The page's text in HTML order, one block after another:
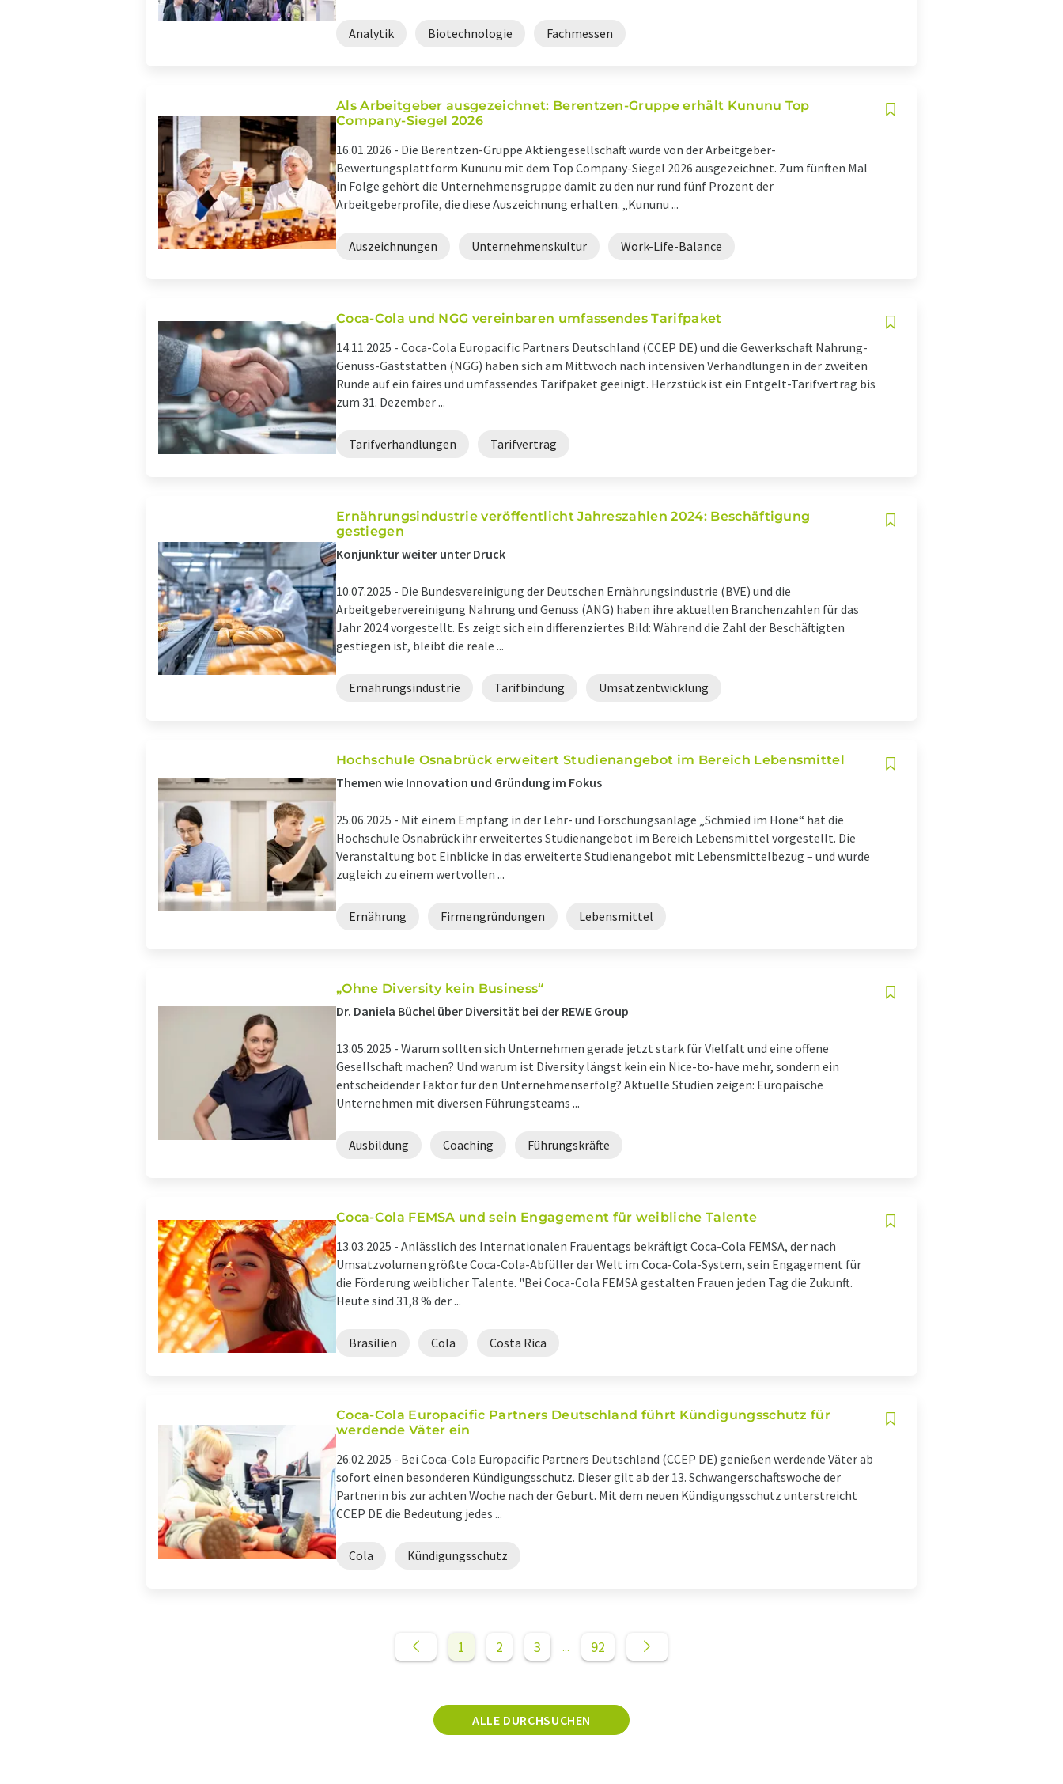
Analytik Biotechnologie Fachmessen
Als Arbeitgeber ausgezeichnet: Berentzen-Gruppe erhält Kununu Top
Company-Siegel 2026
16.01.2026 - Die Berentzen-Gruppe Aktiengesellschaft wurde von der Arbeitgeber-
Bewertungsplattform Kununu mit dem Top Company-Siegel 2026 ausgezeichnet. Zum fünften Mal
in Folge gehört die Unternehmensgruppe damit zu den nur rund fünf Prozent der
Arbeitgeberprofile, die diese Auszeichnung erhalten. „Kununu ...
Auszeichnungen Unternehmenskultur Work-Life-Balance
Coca-Cola und NGG vereinbaren umfassendes Tarifpaket
14.11.2025 - Coca-Cola Europacific Partners Deutschland (CCEP DE) und die Gewerkschaft Nahrung-
Genuss-Gaststätten (NGG) haben sich am Mittwoch nach intensiven Verhandlungen in der zweiten
Runde auf ein faires und umfassendes Tarifpaket geeinigt. Herzstück ist ein Entgelt-Tarifvertrag bis
zum 31. Dezember ...
Tarifverhandlungen Tarifvertrag
Ernährungsindustrie veröffentlicht Jahreszahlen 2024: Beschäftigung
gestiegen
Konjunktur weiter unter Druck
10.07.2025 - Die Bundesvereinigung der Deutschen Ernährungsindustrie (BVE) und die
Arbeitgebervereinigung Nahrung und Genuss (ANG) haben ihre aktuellen Branchenzahlen für das
Jahr 2024 vorgestellt. Es zeigt sich ein differenziertes Bild: Während die Zahl der Beschäftigten
gestiegen ist, bleibt die reale ...
Ernährungsindustrie Tarifbindung Umsatzentwicklung
Hochschule Osnabrück erweitert Studienangebot im Bereich Lebensmittel
Themen wie Innovation und Gründung im Fokus
25.06.2025 - Mit einem Empfang in der Lehr- und Forschungsanlage „Schmied im Hone“ hat die
Hochschule Osnabrück ihr erweitertes Studienangebot im Bereich Lebensmittel vorgestellt. Die
Veranstaltung bot Einblicke in das erweiterte Studienangebot mit Lebensmittelbezug – und wurde
zugleich zu einem wertvollen ...
Ernährung Firmengründungen Lebensmittel
„Ohne Diversity kein Business“
Dr. Daniela Büchel über Diversität bei der REWE Group
13.05.2025 - Warum sollten sich Unternehmen gerade jetzt stark für Vielfalt und eine offene
Gesellschaft machen? Und warum ist Diversity längst kein ein Nice-to-have mehr, sondern ein
entscheidender Faktor für den Unternehmenserfolg? Aktuelle Studien zeigen: Europäische
Unternehmen mit diversen Führungsteams ...
Ausbildung Coaching Führungskräfte
Coca-Cola FEMSA und sein Engagement für weibliche Talente
13.03.2025 - Anlässlich des Internationalen Frauentags bekräftigt Coca-Cola FEMSA, der nach
Umsatzvolumen größte Coca-Cola-Abfüller der Welt im Coca-Cola-System, sein Engagement für
die Förderung weiblicher Talente. "Bei Coca-Cola FEMSA gestalten Frauen jeden Tag die Zukunft.
Heute sind 31,8 % der ...
Brasilien Cola Costa Rica
Coca-Cola Europacific Partners Deutschland führt Kündigungsschutz für
werdende Väter ein
26.02.2025 - Bei Coca-Cola Europacific Partners Deutschland (CCEP DE) genießen werdende Väter ab
sofort einen besonderen Kündigungsschutz. Dieser gilt ab der 13. Schwangerschaftswoche der
Partnerin bis zur achten Woche nach der Geburt. Mit dem neuen Kündigungsschutz unterstreicht
CCEP DE die Bedeutung jedes ...
Cola Kündigungsschutz
1 2 3 ... 92
ALLE DURCHSUCHEN